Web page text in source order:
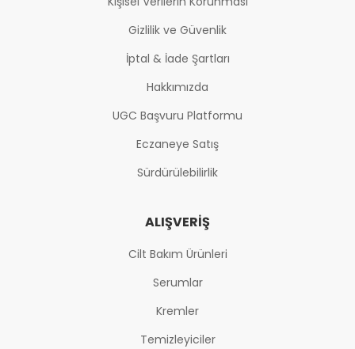
Gizlilik ve Güvenlik
İptal & İade Şartları
Hakkımızda
UGC Başvuru Platformu
Eczaneye Satış
Sürdürülebilirlik
ALIŞVERIŞ
Cilt Bakım Ürünleri
Serumlar
Kremler
Temizleyiciler